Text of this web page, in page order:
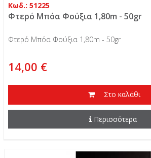
Κωδ.: 51225
Φτερό Μπόα Φούξια 1,80m - 50gr
Φτερό Μπόα Φούξια 1,80m - 50gr
14,00 €
Στο καλάθι
Περισσότερα